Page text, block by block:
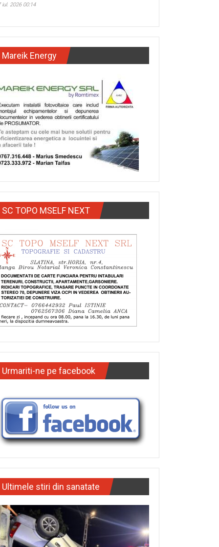
iul. 2026 00:14
Mareik Energy
SC TOPO MSELF NEXT
Urmariti-ne pe facebook
Ultimele stiri din sanatate